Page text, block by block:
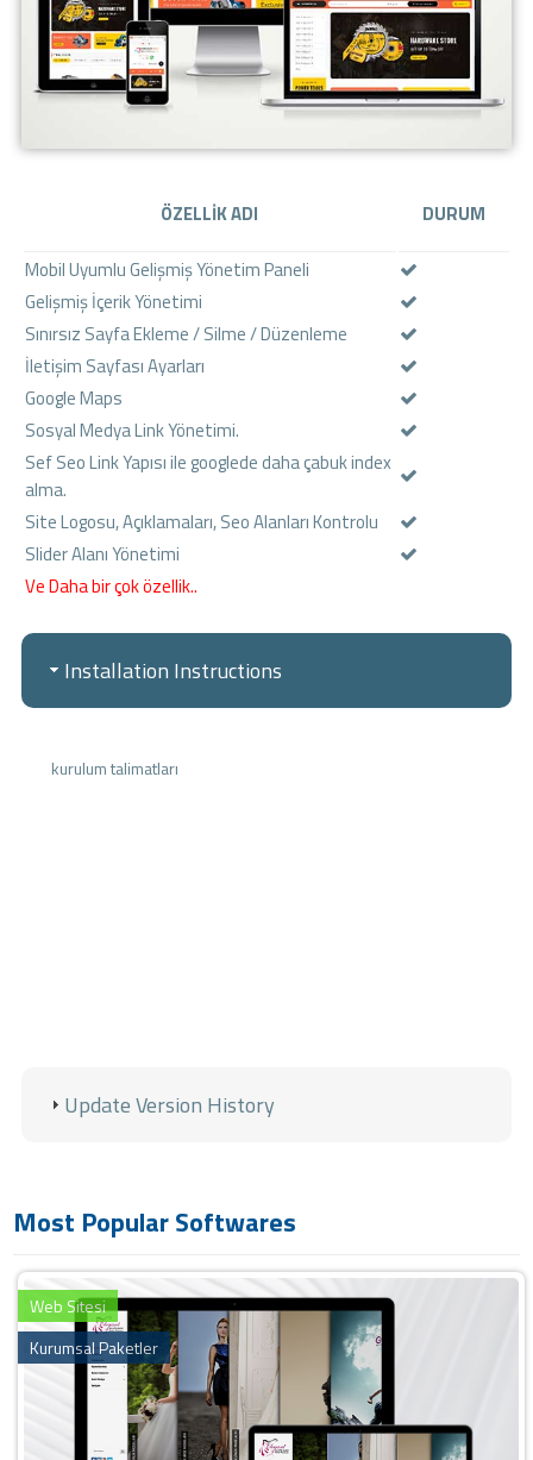
ÖZELLİK ADI DURUM
Mobil Uyumlu Gelişmiş Yönetim Paneli
Gelişmiş İçerik Yönetimi
Sınırsız Sayfa Ekleme / Silme / Düzenleme
İletişim Sayfası Ayarları
Google Maps
Sosyal Medya Link Yönetimi.
Sef Seo Link Yapısı ile googlede daha çabuk index
alma.
Site Logosu, Açıklamaları, Seo Alanları Kontrolu
Slider Alanı Yönetimi
Ve Daha bir çok özellik..
Installation Instructions
kurulum talimatları
Update Version History
Most Popular Softwares
Web Sitesi
Kurumsal Paketler